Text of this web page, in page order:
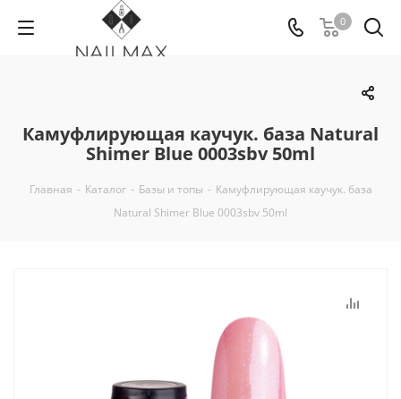
0
Камуфлирующая каучук. база Natural
Shimer Blue 0003sbv 50ml
Главная - Каталог - Базы и топы - Камуфлирующая каучук. база
Natural Shimer Blue 0003sbv 50ml